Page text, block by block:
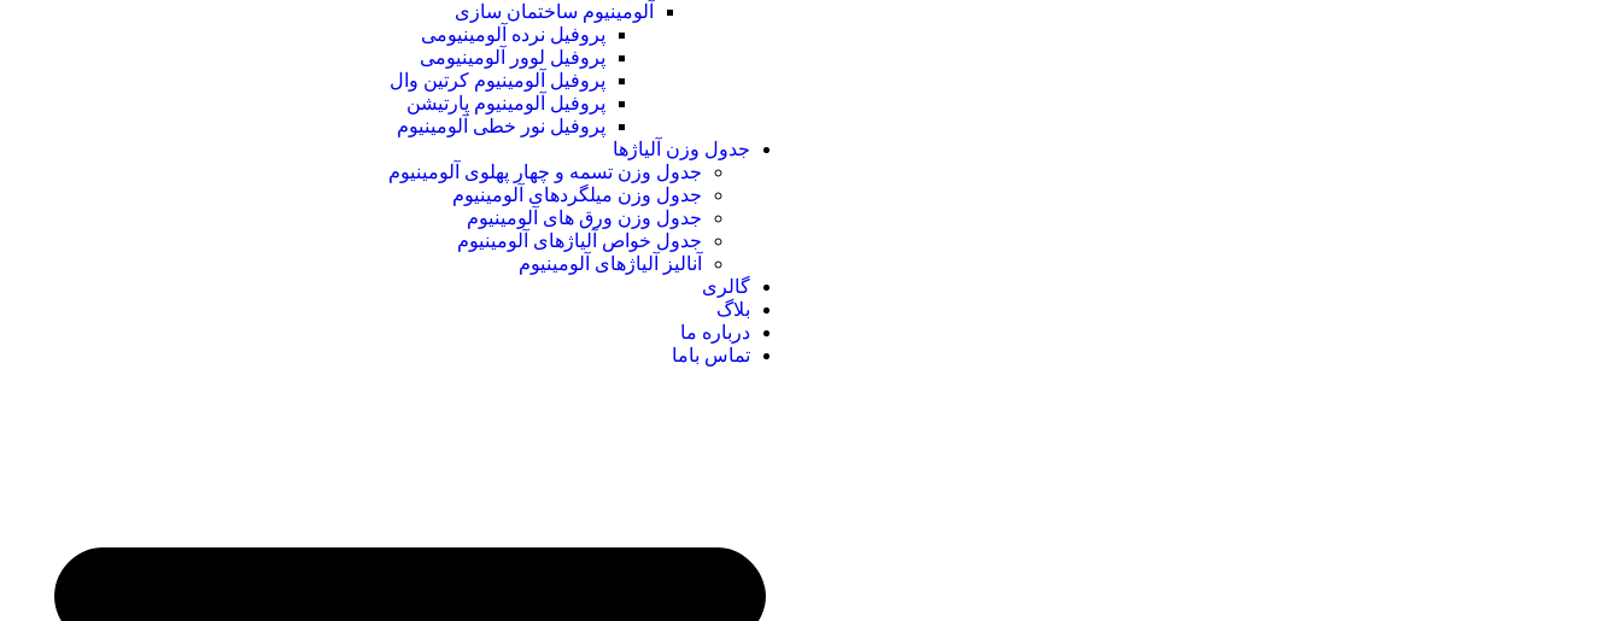
آلومینیوم ساختمان سازی
پروفیل نرده آلومینیومی
پروفیل لوور آلومینیومی
پروفیل آلومینیوم کرتین وال
پروفیل آلومینیوم پارتیشن
پروفیل نور خطی آلومینیوم
جدول وزن آلیاژها
جدول وزن تسمه و چهار پهلوی آلومینیوم
جدول وزن میلگردهای آلومینیوم
جدول وزن ورق های آلومینیوم
جدول خواص آلیاژهای آلومینیوم
آنالیز آلیاژهای آلومینیوم
گالری
بلاگ
درباره ما
تماس باما